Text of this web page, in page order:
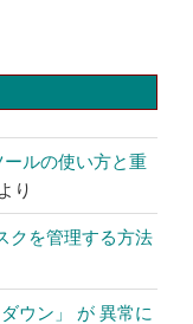
ールの使い方と重
より
クを管理する方法
ウン」 が 異常に